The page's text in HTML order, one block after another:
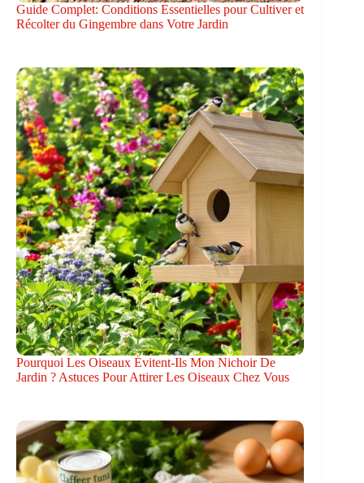
Guide Complet: Conditions Essentielles pour Cultiver et
Récolter du Gingembre dans Votre Jardin
Pourquoi Les Oiseaux Évitent-Ils Mon Nichoir De
Jardin ? Astuces Pour Attirer Les Oiseaux Chez Vous